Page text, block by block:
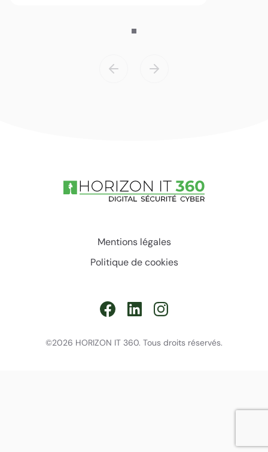
Mentions légales
Politique de cookies
©2026 HORIZON IT 360. Tous droits réservés.